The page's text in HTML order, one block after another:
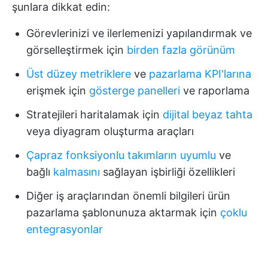
şunlara dikkat edin:
Görevlerinizi ve ilerlemenizi yapılandırmak ve
görselleştirmek için birden fazla görünüm
Üst düzey metriklere ve pazarlama KPI'larına
erişmek için gösterge panelleri ve raporlama
Stratejileri haritalamak için dijital beyaz tahta
veya diyagram oluşturma araçları
Çapraz fonksiyonlu takımların uyumlu ve
bağlı kalmasını sağlayan işbirliği özellikleri
Diğer iş araçlarından önemli bilgileri ürün
pazarlama şablonunuza aktarmak için çoklu
entegrasyonlar